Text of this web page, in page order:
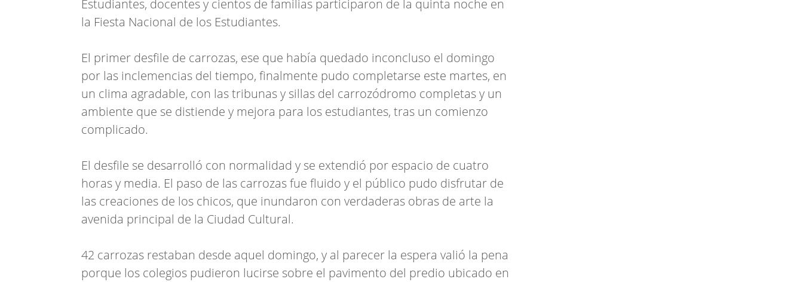
Estudiantes, docentes y cientos de familias participaron de la quinta noche en
la Fiesta Nacional de los Estudiantes.
El primer desfile de carrozas, ese que había quedado inconcluso el domingo
por las inclemencias del tiempo, finalmente pudo completarse este martes, en
un clima agradable, con las tribunas y sillas del carrozódromo completas y un
ambiente que se distiende y mejora para los estudiantes, tras un comienzo
complicado.
El desfile se desarrolló con normalidad y se extendió por espacio de cuatro
horas y media. El paso de las carrozas fue fluido y el público pudo disfrutar de
las creaciones de los chicos, que inundaron con verdaderas obras de arte la
avenida principal de la Ciudad Cultural.
42 carrozas restaban desde aquel domingo, y al parecer la espera valió la pena
porque los colegios pudieron lucirse sobre el pavimento del predio ubicado en